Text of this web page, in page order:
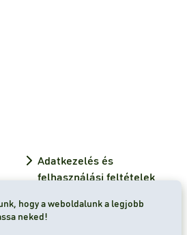
Adatkezelés és
felhasználási feltételek
Adatkezelési tájékoztató
hogy a weboldalunk a legjobb
neked!